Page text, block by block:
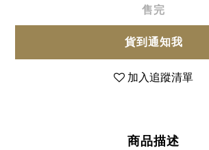
售完
貨到通知我
加入追蹤清單
商品描述